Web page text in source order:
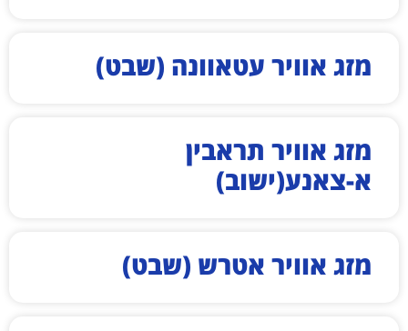
מזג אוויר עטאוונה (שבט)
מזג אוויר תראבין
א-צאנע(ישוב)
מזג אוויר אטרש (שבט)